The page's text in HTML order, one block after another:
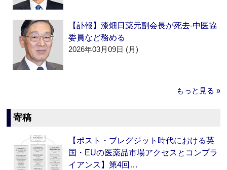
【訃報】漆畑日薬元副会長が死去‐中医協
委員など務める
2026年03月09日 (月)
もっと見る »
寄稿
【ポスト・ブレグジット時代における英
国・EUの医薬品市場アクセスとコンプラ
イアンス】第4回…